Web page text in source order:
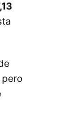
pero